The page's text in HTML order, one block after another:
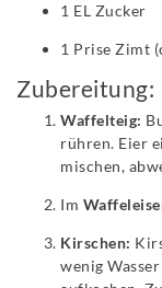
1 EL Zucker
1 Prise Zimt
Zubereitung:
Waffelteig:
rühren. Eier
mischen,
Im
Kirschen:
wenig